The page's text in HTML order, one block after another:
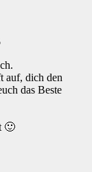
auf, dich den
das Beste
🙂